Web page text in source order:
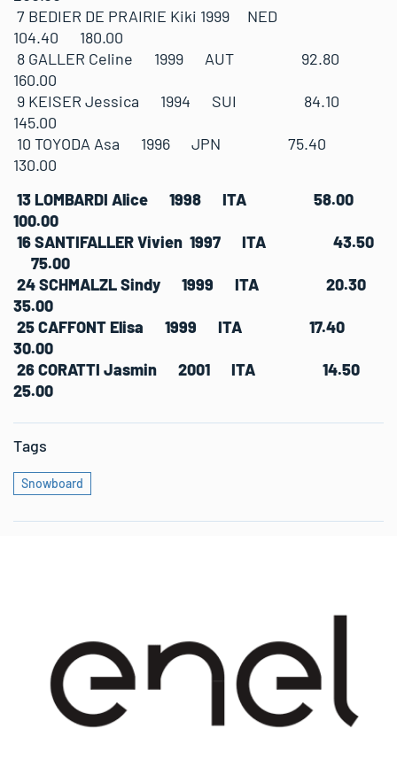
7 BEDIER DE PRAIRIE Kiki 1999 NED
104.40 180.00
8 GALLER Celine 1999 AUT 92.80
160.00
9 KEISER Jessica 1994 SUI 84.10
145.00
10 TOYODA Asa 1996 JPN 75.40
130.00
13 LOMBARDI Alice 1998 ITA 58.00
100.00
16 SANTIFALLER Vivien 1997 ITA 43.50
75.00
24 SCHMALZL Sindy 1999 ITA 20.30
35.00
25 CAFFONT Elisa 1999 ITA 17.40
30.00
26 CORATTI Jasmin 2001 ITA 14.50
25.00
Tags
Snowboard